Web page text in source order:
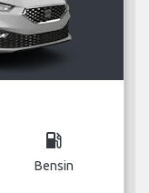
local_gas_station
Bensin